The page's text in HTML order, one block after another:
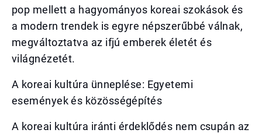
pop mellett a hagyományos koreai szokások és
a modern trendek is egyre népszerűbbé válnak,
megváltoztatva az ifjú emberek életét és
világnézetét.
A koreai kultúra ünneplése: Egyetemi
események és közösségépítés
A koreai kultúra iránti érdeklődés nem csupán az